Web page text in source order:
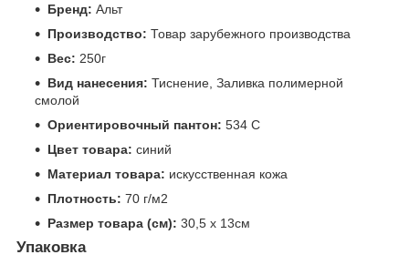
Бренд: Альт
Производство: Товар зарубежного производства
Вес: 250г
Вид нанесения: Тиснение, Заливка полимерной
смолой
Ориентировочный пантон: 534 C
Цвет товара: синий
Материал товара: искусственная кожа
Плотность: 70 г/м2
Размер товара (см): 30,5 х 13см
Упаковка